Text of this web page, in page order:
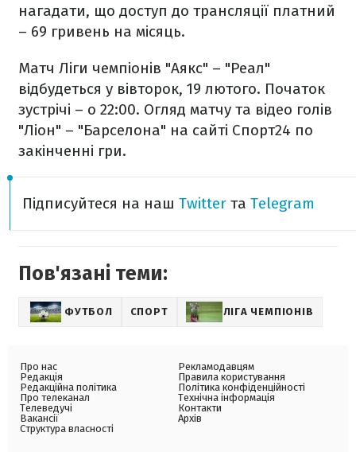
нагадати, що доступ до трансляції платний
– 69 гривень на місяць.
Матч Ліги чемпіонів "Аякс" – "Реал"
відбудеться у вівторок, 19 лютого. Початок
зустрічі – о 22:00. Огляд матчу та відео голів
"Ліон" – "Барселона" на сайті Спорт24 по
закінченні гри.
Підписуйтеся на наш Twitter та Telegram
Пов'язані теми:
ФУТБОЛ СПОРТ ЛІГА ЧЕМПІОНІВ
Про нас
Редакція
Редакційна політика
Про телеканал
Телеведучі
Вакансії
Структура власності
Рекламодавцям
Правила користування
Політика конфіденційності
Технічна інформація
Контакти
Архів